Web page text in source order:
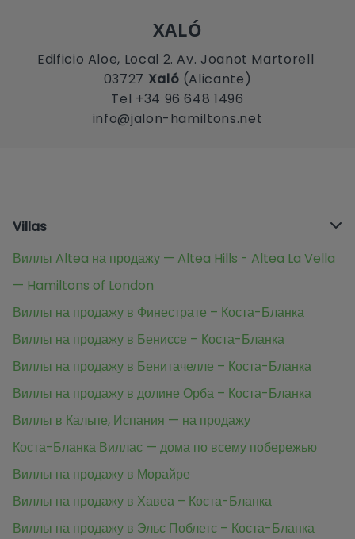
XALÓ
Edificio Aloe, Local 2. Av. Joanot Martorell
03727 Xaló (Alicante)
Tel +34 96 648 1496
info@jalon-hamiltons.net
Villas
Виллы Altea на продажу — Altea Hills - Altea La Vella
— Hamiltons of London
Виллы на продажу в Финестрате – Коста-Бланка
Виллы на продажу в Бениссе – Коста-Бланка
Виллы на продажу в Бенитачелле – Коста-Бланка
Виллы на продажу в долине Орба – Коста-Бланка
Виллы в Кальпе, Испания — на продажу
Коста-Бланка Виллас — дома по всему побережью
Виллы на продажу в Морайре
Виллы на продажу в Хавеа – Коста-Бланка
Виллы на продажу в Эльс Поблетс – Коста-Бланка